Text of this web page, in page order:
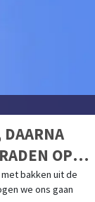
DAARNA
OP
bakken uit de
we ons gaan